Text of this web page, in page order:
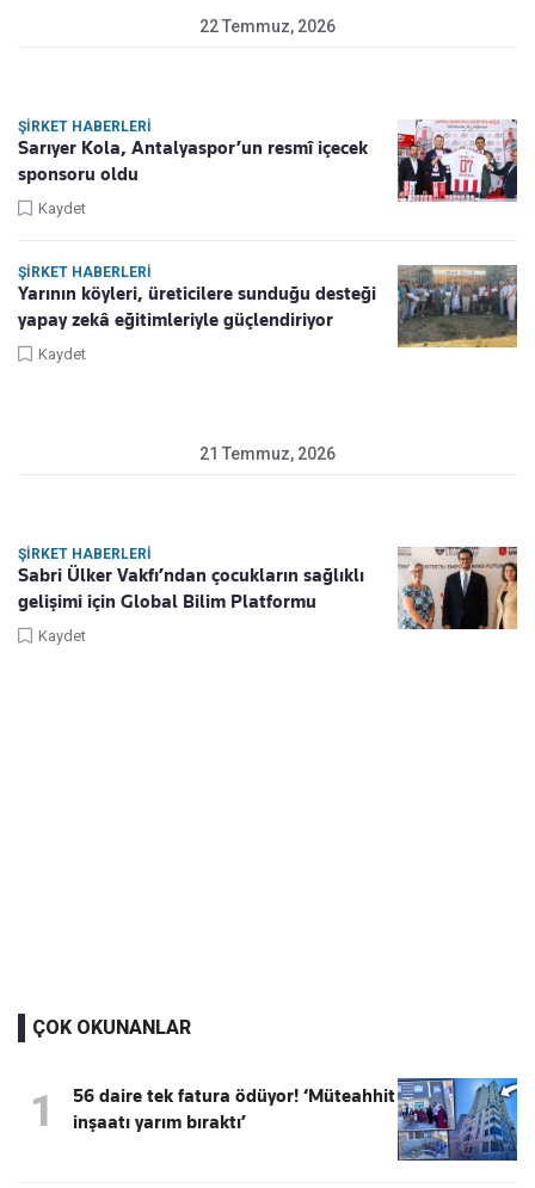
22 Temmuz, 2026
ŞIRKET HABERLERI
Sarıyer Kola, Antalyaspor’un resmî içecek
sponsoru oldu
Kaydet
ŞIRKET HABERLERI
Yarının köyleri, üreticilere sunduğu desteği
yapay zekâ eğitimleriyle güçlendiriyor
Kaydet
21 Temmuz, 2026
ŞIRKET HABERLERI
Sabri Ülker Vakfı’ndan çocukların sağlıklı
gelişimi için Global Bilim Platformu
Kaydet
ÇOK OKUNANLAR
1
56 daire tek fatura ödüyor! ‘Müteahhit
inşaatı yarım bıraktı’